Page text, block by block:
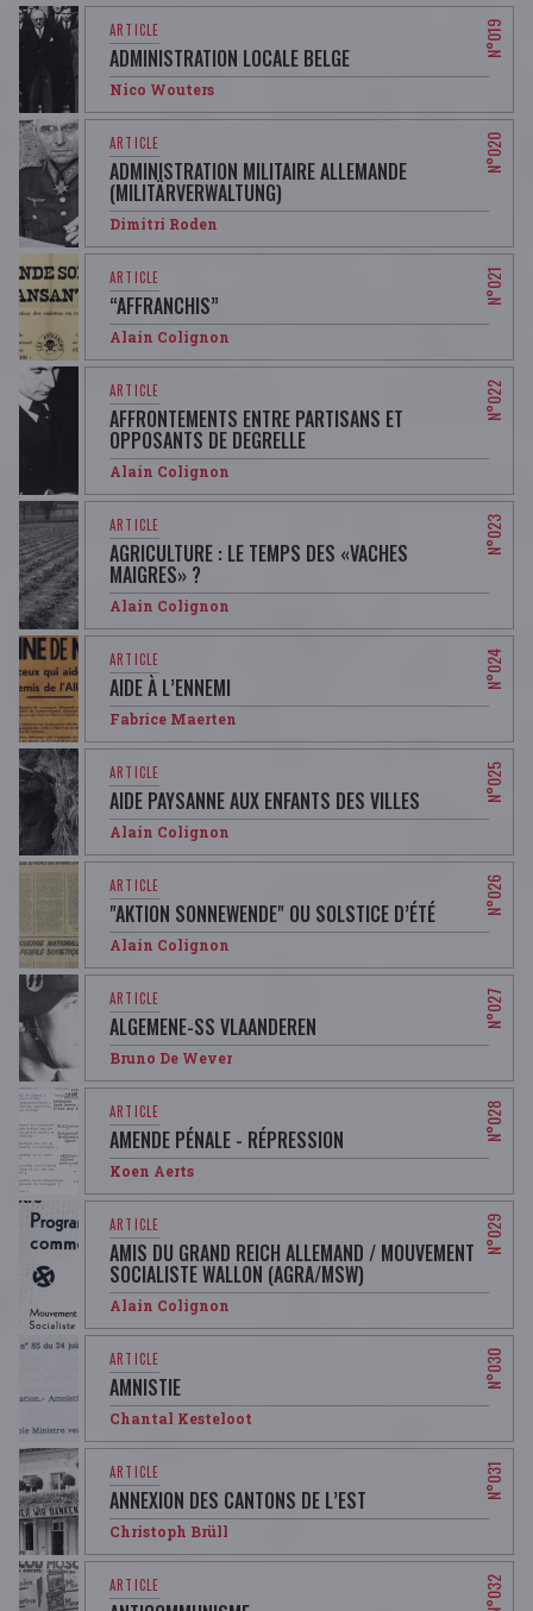
ADMINISTRATION LOCALE BELGE
Nico Wouters
ADMINISTRATION MILITAIRE ALLEMANDE
(MILITÄRVERWALTUNG)
Dimitri Roden
“AFFRANCHIS”
Alain Colignon
AFFRONTEMENTS ENTRE PARTISANS ET
OPPOSANTS DE DEGRELLE
Alain Colignon
AGRICULTURE : LE TEMPS DES «VACHES
MAIGRES» ?
Alain Colignon
AIDE À L’ENNEMI
Fabrice Maerten
AIDE PAYSANNE AUX ENFANTS DES VILLES
Alain Colignon
"AKTION SONNEWENDE" OU SOLSTICE D’ÉTÉ
Alain Colignon
ALGEMENE-SS VLAANDEREN
Bruno De Wever
AMENDE PÉNALE - RÉPRESSION
Koen Aerts
AMIS DU GRAND REICH ALLEMAND / MOUVEMENT
SOCIALISTE WALLON (AGRA/MSW)
Alain Colignon
AMNISTIE
Chantal Kesteloot
ANNEXION DES CANTONS DE L’EST
Christoph Brüll